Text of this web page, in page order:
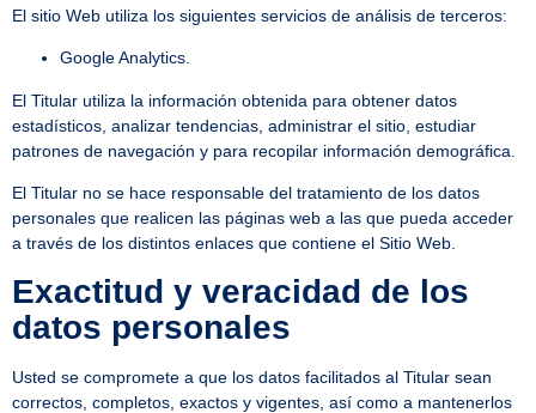
El sitio Web utiliza los siguientes servicios de análisis de terceros:
Google Analytics.
El Titular utiliza la información obtenida para obtener datos
estadísticos, analizar tendencias, administrar el sitio, estudiar
patrones de navegación y para recopilar información demográfica.
El Titular no se hace responsable del tratamiento de los datos
personales que realicen las páginas web a las que pueda acceder
a través de los distintos enlaces que contiene el Sitio Web.
Exactitud y veracidad de los
datos personales
Usted se compromete a que los datos facilitados al Titular sean
correctos, completos, exactos y vigentes, así como a mantenerlos